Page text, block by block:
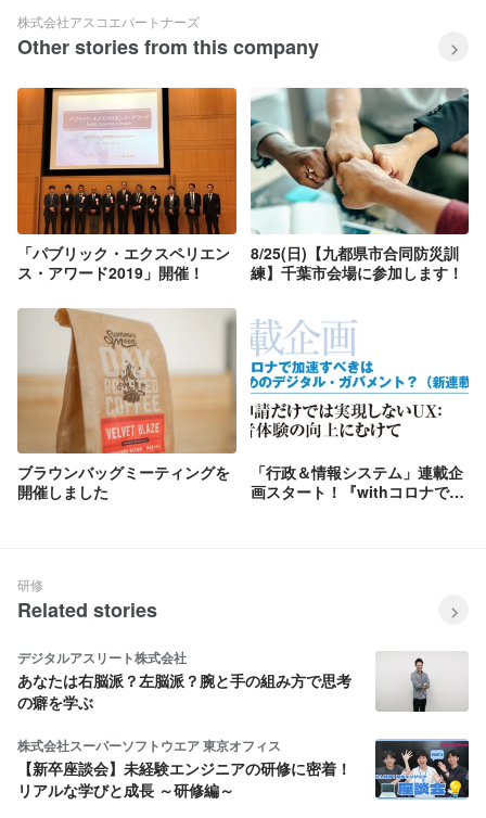
株式会社アスコエパートナーズ
Other stories from this company
「パブリック・エクスペリエン
ス・アワード2019」開催！
8/25(日)【九都県市合同防災訓
練】千葉市会場に参加します！
ブラウンバッグミーティングを
開催しました
「行政＆情報システム」連載企
画スタート！『withコロナで加
研修
Related stories
デジタルアスリート株式会社
あなたは右脳派？左脳派？腕と手の組み方で思考
の癖を学ぶ
株式会社スーパーソフトウエア 東京オフィス
【新卒座談会】未経験エンジニアの研修に密着！
リアルな学びと成長 ～研修編～